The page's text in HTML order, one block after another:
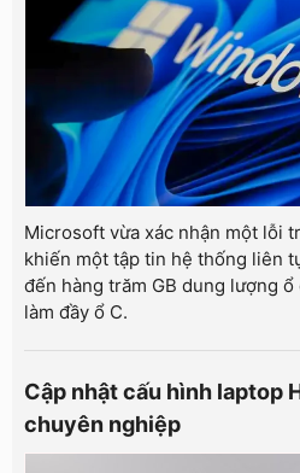
Microsoft vừa xác nhận một lỗi
khiến một tập tin hệ thống liên
đến hàng trăm GB dung lượng
làm đầy ổ C.
Cập nhật cấu hình laptop
chuyên nghiệp